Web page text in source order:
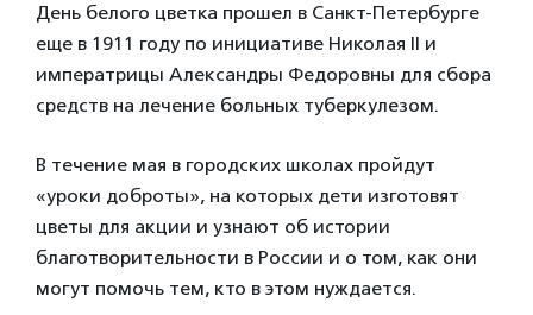
День белого цветка прошел в Санкт-Петербурге
еще в 1911 году по инициативе Николая II и
императрицы Александры Федоровны для сбора
средств на лечение больных туберкулезом.
В течение мая в городских школах пройдут
«уроки доброты», на которых дети изготовят
цветы для акции и узнают об истории
благотворительности в России и о том, как они
могут помочь тем, кто в этом нуждается.